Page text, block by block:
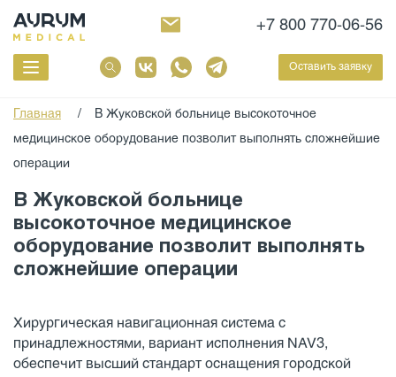
+7 800 770-06-56
Оставить заявку
Главная / В Жуковской больнице высокоточное
медицинское оборудование позволит выполнять сложнейшие
операции
В Жуковской больнице
высокоточное медицинское
оборудование позволит выполнять
сложнейшие операции
Хирургическая навигационная система с
принадлежностями, вариант исполнения NAV3,
обеспечит высший стандарт оснащения городской